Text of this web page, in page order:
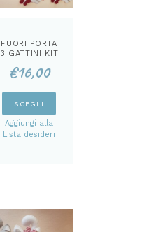
FUORI PORTA
3 GATTINI KIT
€16,00
SCEGLI
possono
Aggiungi alla
Lista desideri